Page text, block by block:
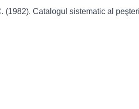
(1982). Catalogul sistematic al